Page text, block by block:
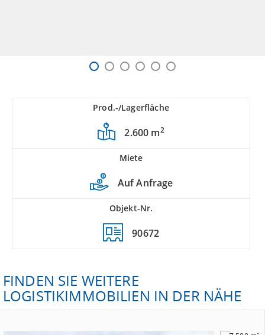
Prod.-/Lagerfläche
2.600 m2
Miete
Auf Anfrage
Objekt-Nr.
90672
FINDEN SIE WEITERE
LOGISTIKIMMOBILIEN IN DER NÄHE